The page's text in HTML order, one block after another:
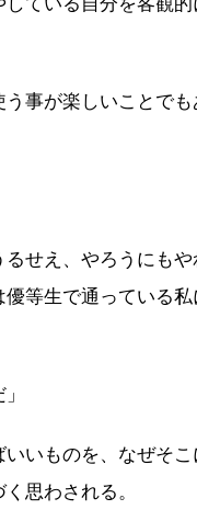
事が楽しいことで
せえ、やろうにも
等生で通っている私
いものを、なぜそ
思わされる。